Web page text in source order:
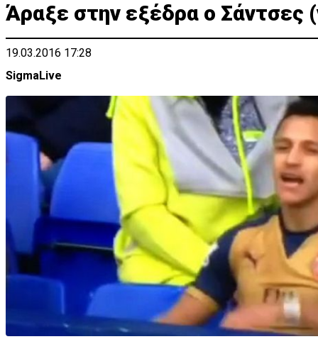
Άραξε στην εξέδρα ο Σάντσες
19.03.2016 17:28
SigmaLive